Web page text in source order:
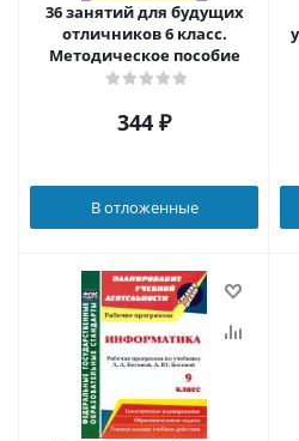
36 занятий для будущих
отличников 6 класс.
Методическое пособие
344 ₽
В отложенные